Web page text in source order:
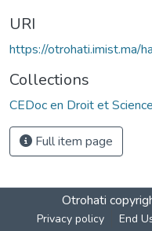
URI
https://
Collections
CEDoc en Droit et
Full item page
Otrohati
Privacy policy End